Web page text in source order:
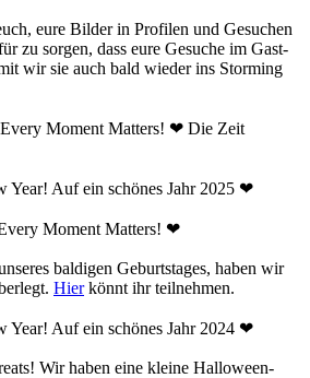
eure Bilder in Profilen und Gesuchen
zu sorgen, dass eure Gesuche im Gast-
wir sie auch bald wieder ins Storming
Moment Matters! ❤ Die Zeit
Year! Auf ein schönes Jahr 2025 ❤
Moment Matters! ❤
baldigen Geburtstages, haben wir
Hierkönnt ihr teilnehmen.
Year! Auf ein schönes Jahr 2024 ❤
Wir haben eine kleine Halloween-